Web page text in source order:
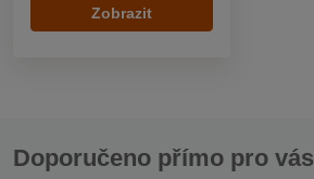
Zobrazit
Doporučeno přímo pro vás